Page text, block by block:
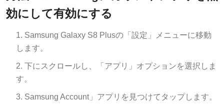
効にして有効にする
Samsung Galaxy S8 Plusの「設定」メニューに移動
します。
下にスクロールし、「アプリ」オプションを選択しま
す。
Samsung Account」アプリを見つけてタップします。